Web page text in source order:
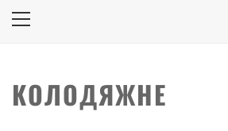
Primary
КОЛОДЯЖНЕ